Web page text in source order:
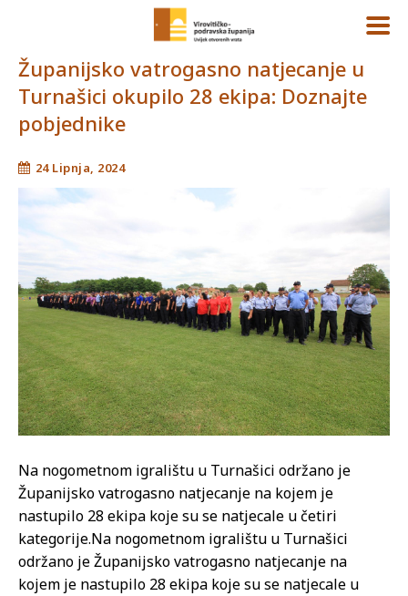
Županijsko vatrogasno natjecanje u
Turnašici okupilo 28 ekipa: Doznajte
pobjednike
24 Lipnja, 2024
Na nogometnom igralištu u Turnašici održano je
Županijsko vatrogasno natjecanje na kojem je
nastupilo 28 ekipa koje su se natjecale u četiri
kategorije.Na nogometnom igralištu u Turnašici
održano je Županijsko vatrogasno natjecanje na
kojem je nastupilo 28 ekipa koje su se natjecale u